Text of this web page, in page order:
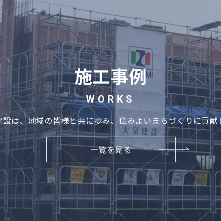
施工事例
WORKS
設は、地域の皆様と共に歩み、住みよいまちづくりに貢献
一覧を見る